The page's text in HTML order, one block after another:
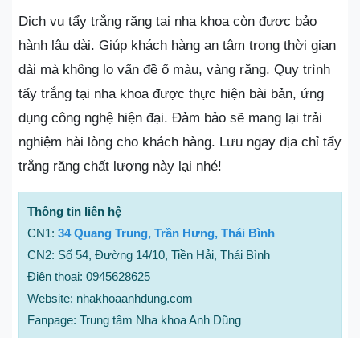
Dịch vụ tẩy trắng răng tại nha khoa còn được bảo
hành lâu dài. Giúp khách hàng an tâm trong thời gian
dài mà không lo vấn đề ố màu, vàng răng. Quy trình
tẩy trắng tại nha khoa được thực hiện bài bản, ứng
dụng công nghệ hiện đại. Đảm bảo sẽ mang lại trải
nghiệm hài lòng cho khách hàng. Lưu ngay địa chỉ tẩy
trắng răng chất lượng này lại nhé!
Thông tin liên hệ
CN1: 34 Quang Trung, Trần Hưng, Thái Bình
CN2: Số 54, Đường 14/10, Tiền Hải, Thái Bình
Điện thoại: 0945628625
Website: nhakhoaanhdung.com
Fanpage: Trung tâm Nha khoa Anh Dũng